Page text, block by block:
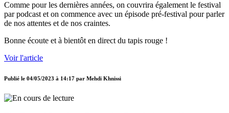
Comme pour les dernières années, on couvrira également le festival
par podcast et on commence avec un épisode pré-festival pour parler
de nos attentes et de nos craintes.
Bonne écoute et à bientôt en direct du tapis rouge !
Voir l'article
Publié le 04/05/2023 à 14:17 par Mehdi Khnissi